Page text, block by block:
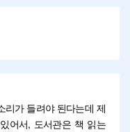
리가 들려야 된다는데 제
어서, 도서관은 책 읽는